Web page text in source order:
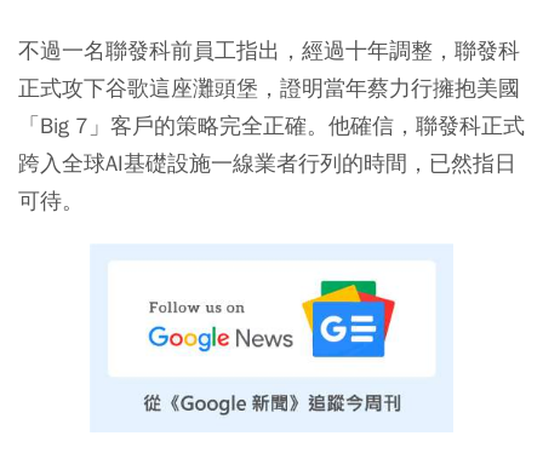
不過一名聯發科前員工指出，經過十年調整，聯發科
正式攻下谷歌這座灘頭堡，證明當年蔡力行擁抱美國
「Big 7」客戶的策略完全正確。他確信，聯發科正式
跨入全球AI基礎設施一線業者行列的時間，已然指日
可待。